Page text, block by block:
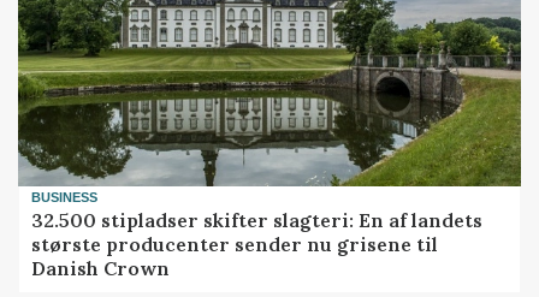
BUSINESS
32.500 stipladser skifter slagteri: En af landets
største producenter sender nu grisene til
Danish Crown